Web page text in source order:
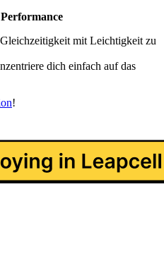
mit Leichtigkeit zu
dich einfach auf das
!